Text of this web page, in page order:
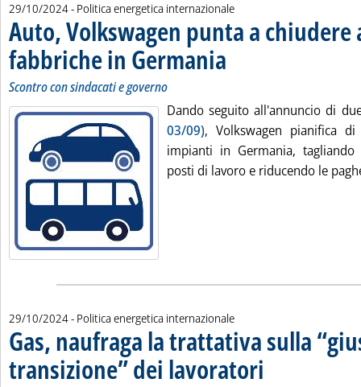
29/10/2024- Politica energetica internazionale
Auto, Volkswagen punta a chiudere
fabbriche in Germania
Scontro con sindacati e governo
Dando seguito all'annuncio di
03/09), Volkswagen pianifica
impianti in Germania,
posti di lavoro e riducendo le
29/10/2024- Politica energetica internazionale
Gas, naufraga la trattativa sulla
transizione” dei lavoratori . Sottotitolo: Il FT:
. Pubblicata martedì